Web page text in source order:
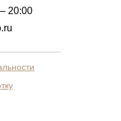
20:00